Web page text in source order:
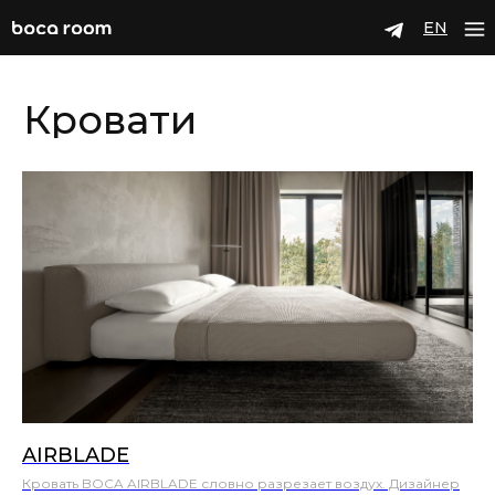
EN
AIRBLADE
Кровать BOCA AIRBLADE словно разрезает воздух. Дизайнер